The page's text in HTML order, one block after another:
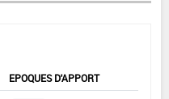
EPOQUES D'APPORT